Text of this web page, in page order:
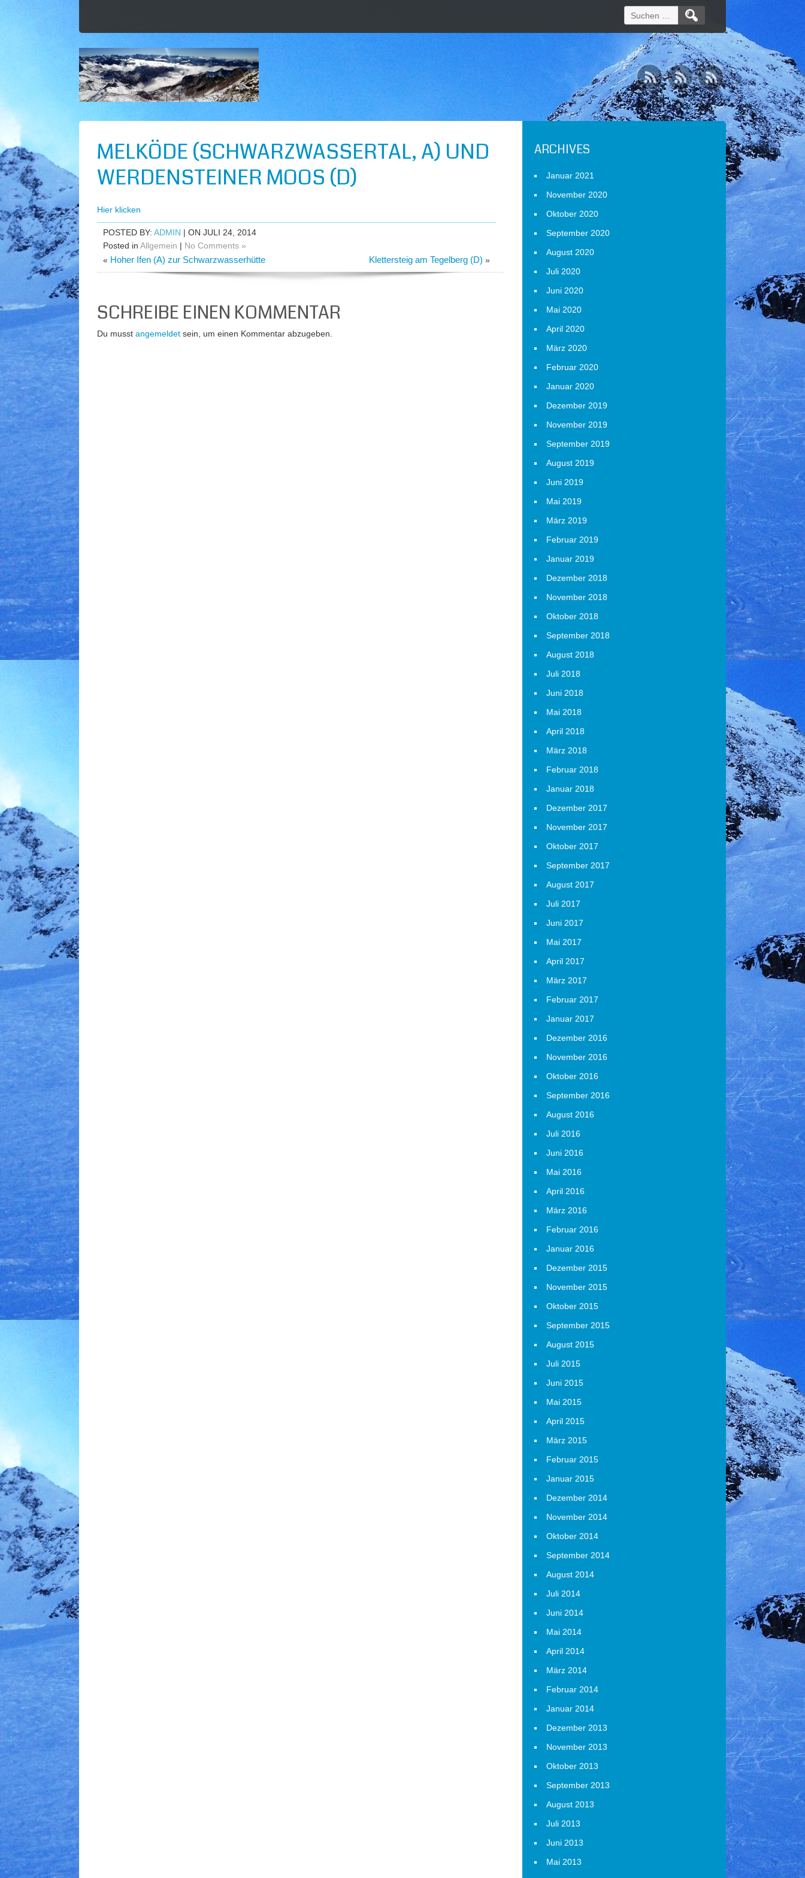
Suchen
nach:
MELKÖDE (SCHWARZWASSERTAL, A) UND
WERDENSTEINER MOOS (D)
Hier klicken
POSTED BY: ADMIN | ON JULI 24, 2014
Posted in Allgemein | No Comments »
« Hoher Ifen (A) zur Schwarzwasserhütte Klettersteig am Tegelberg (D) »
SCHREIBE EINEN KOMMENTAR
Du musst angemeldet sein, um einen Kommentar abzugeben.
ARCHIVES
Januar 2021
November 2020
Oktober 2020
September 2020
August 2020
Juli 2020
Juni 2020
Mai 2020
April 2020
März 2020
Februar 2020
Januar 2020
Dezember 2019
November 2019
September 2019
August 2019
Juni 2019
Mai 2019
März 2019
Februar 2019
Januar 2019
Dezember 2018
November 2018
Oktober 2018
September 2018
August 2018
Juli 2018
Juni 2018
Mai 2018
April 2018
März 2018
Februar 2018
Januar 2018
Dezember 2017
November 2017
Oktober 2017
September 2017
August 2017
Juli 2017
Juni 2017
Mai 2017
April 2017
März 2017
Februar 2017
Januar 2017
Dezember 2016
November 2016
Oktober 2016
September 2016
August 2016
Juli 2016
Juni 2016
Mai 2016
April 2016
März 2016
Februar 2016
Januar 2016
Dezember 2015
November 2015
Oktober 2015
September 2015
August 2015
Juli 2015
Juni 2015
Mai 2015
April 2015
März 2015
Februar 2015
Januar 2015
Dezember 2014
November 2014
Oktober 2014
September 2014
August 2014
Juli 2014
Juni 2014
Mai 2014
April 2014
März 2014
Februar 2014
Januar 2014
Dezember 2013
November 2013
Oktober 2013
September 2013
August 2013
Juli 2013
Juni 2013
Mai 2013